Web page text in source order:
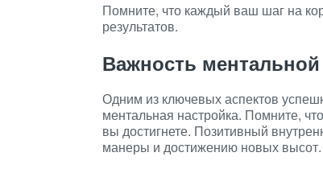
Помните, что каждый ваш шаг на
результатов.
Важность ментальной
Одним из ключевых аспектов
ментальная настройка. Помните,
вы достигнете. Позитивный
манеры и достижению новых высот.